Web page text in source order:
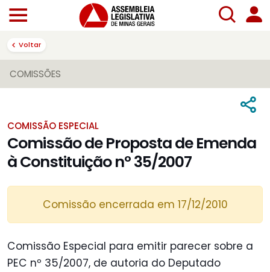
Voltar
COMISSÕES
COMISSÃO ESPECIAL
Comissão de Proposta de Emenda
à Constituição nº 35/2007
Comissão encerrada em 17/12/2010
Comissão Especial para emitir parecer sobre a
PEC nº 35/2007, de autoria do Deputado